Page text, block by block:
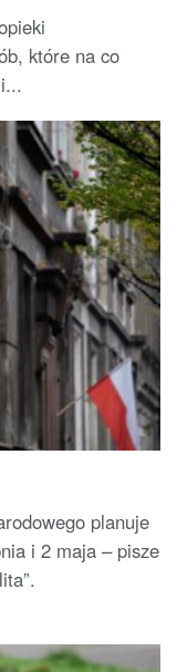
które na co
planuje
i 2 maja – pisze